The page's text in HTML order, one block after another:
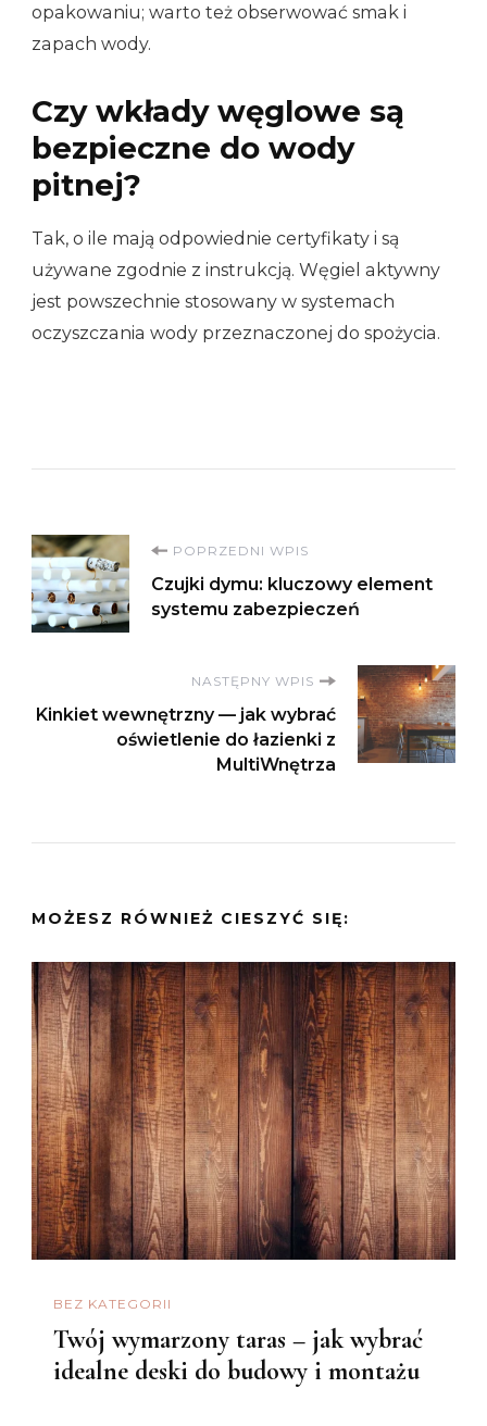
opakowaniu; warto też obserwować smak i
zapach wody.
Czy wkłady węglowe są
bezpieczne do wody
pitnej?
Tak, o ile mają odpowiednie certyfikaty i są
używane zgodnie z instrukcją. Węgiel aktywny
jest powszechnie stosowany w systemach
oczyszczania wody przeznaczonej do spożycia.
Nawigacja
wpisu
POPRZEDNI WPIS
Czujki dymu: kluczowy element
systemu zabezpieczeń
NASTĘPNY WPIS
Kinkiet wewnętrzny — jak wybrać
oświetlenie do łazienki z
MultiWnętrza
MOŻESZ RÓWNIEŻ CIESZYĆ SIĘ:
BEZ KATEGORII
Twój wymarzony taras – jak wybrać
idealne deski do budowy i montażu